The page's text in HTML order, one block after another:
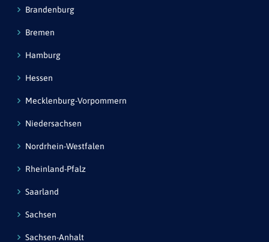
Brandenburg
Bremen
Hamburg
Hessen
Mecklenburg-Vorpommern
Niedersachsen
Nordrhein-Westfalen
Rheinland-Pfalz
Saarland
Sachsen
Sachsen-Anhalt